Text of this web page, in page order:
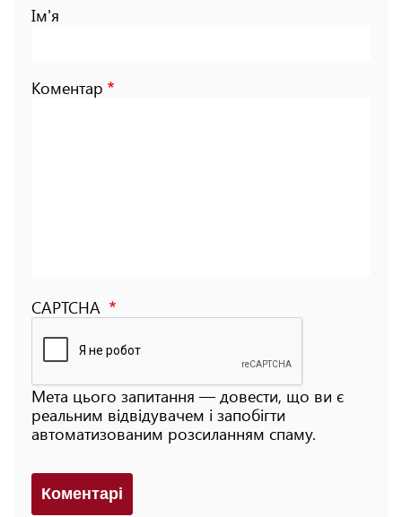
Ім'я
Коментар
CAPTCHA
Мета цього запитання — довести, що ви є
реальним відвідувачем і запобігти
автоматизованим розсиланням спаму.
Коментарi